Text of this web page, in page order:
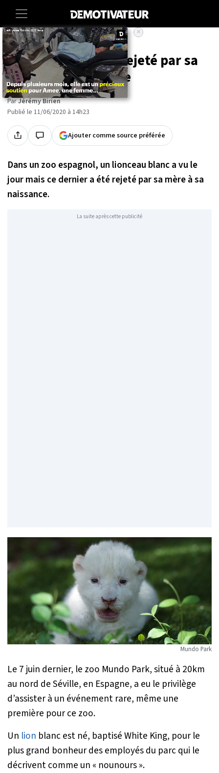
Accueil Societe Animaux
Un lionceau blanc rejeté par sa
mère à sa naissance
ParJérémy Birien
Publié le 11/06/2020 à 14h23
Ajouter comme source préférée
Dans un zoo espagnol, un lionceau blanc a vu le
jour mais ce dernier a été rejeté par sa mère à sa
naissance.
La suite après cette publicité
Mundo Park
Le 7 juin dernier, le zoo Mundo Park, situé à 20km
au nord de Séville, en Espagne, a eu le privilège
d’assister à un événement rare, même une
première pour ce zoo.
Un lion blanc est né, baptisé White King, pour le
plus grand bonheur des employés du parc qui le
décrivent comme un « nounours ».
×